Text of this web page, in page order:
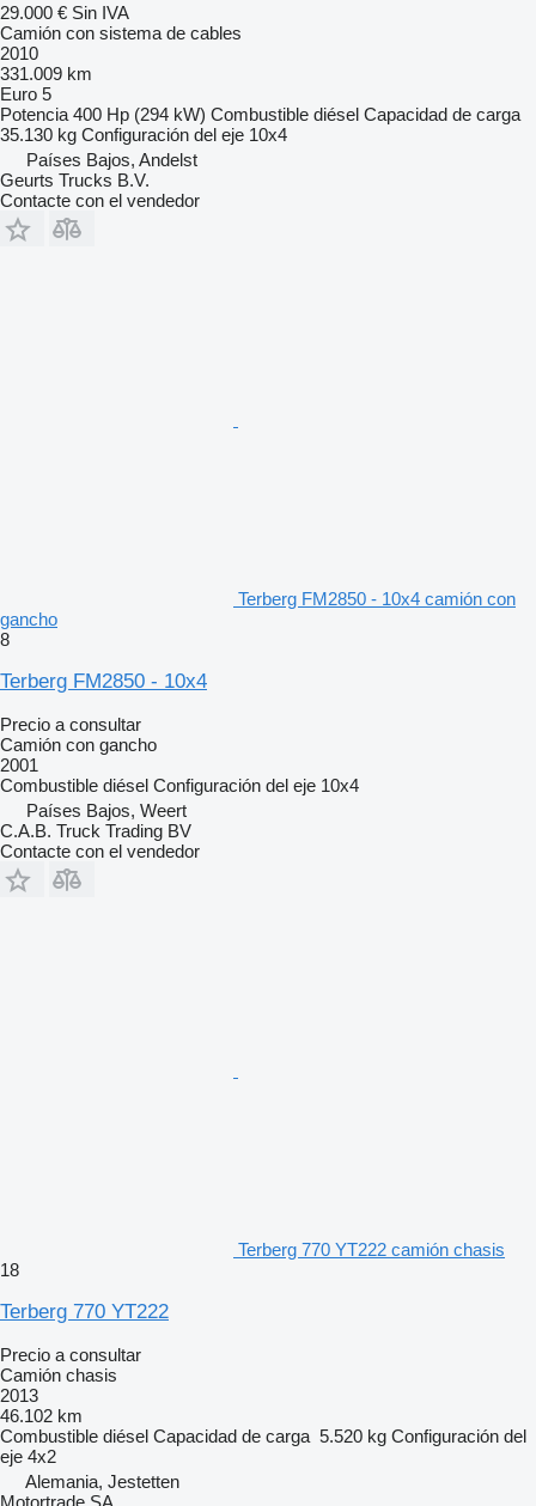
29.000 € Sin IVA
Camión con sistema de cables
2010
331.009 km
Euro 5
Potencia 400 Hp (294 kW) Combustible diésel Capacidad de carga
35.130 kg Configuración del eje 10x4
Países Bajos, Andelst
Geurts Trucks B.V.
Contacte con el vendedor
Terberg FM2850 - 10x4 camión con
gancho
8
Terberg FM2850 - 10x4
Precio a consultar
Camión con gancho
2001
Combustible diésel Configuración del eje 10x4
Países Bajos, Weert
C.A.B. Truck Trading BV
Contacte con el vendedor
Terberg 770 YT222 camión chasis
18
Terberg 770 YT222
Precio a consultar
Camión chasis
2013
46.102 km
Combustible diésel Capacidad de carga 5.520 kg Configuración del
eje 4x2
Alemania, Jestetten
Motortrade SA